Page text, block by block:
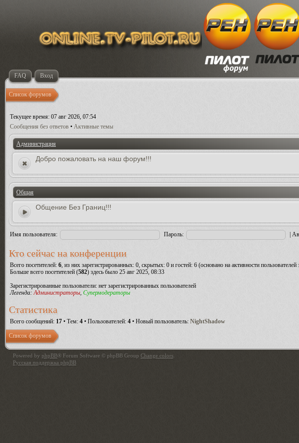
FAQ Вход
Список форумов
Текущее время: 07 авг 2026, 07:54
Сообщения без ответов • Активные темы
Администрация
Добро пожаловать на наш форум!!!
Общая
Общение Без Границ!!!
Имя пользователя: Пароль: |
Кто сейчас на конференции
Всего посетителей: 6, из них зарегистрированных: 0, скрытых: 0 и гостей: 6 (основано на активности
Больше всего посетителей (582) здесь было 25 авг 2025, 08:33
Зарегистрированные пользователи: нет зарегистрированных пользователей
Легенда:Администраторы, Супермодераторы
Статистика
Всего сообщений: 17 • Тем: 4 • Пользователей: 4 • Новый пользователь: NightShadow
Список форумов
Powered by phpBB® Forum Software © phpBB Group Change colors
Русская поддержка phpBB